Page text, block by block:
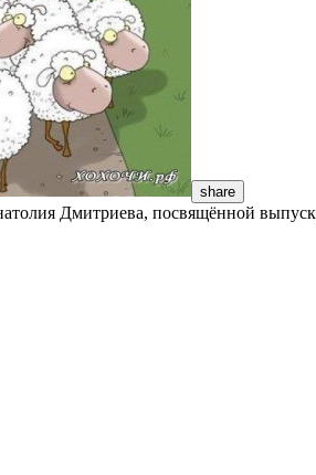
share
Дмитриева, посвящённой